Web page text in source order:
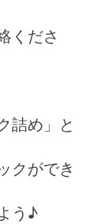
くださ
詰め」と
クができ
う♪